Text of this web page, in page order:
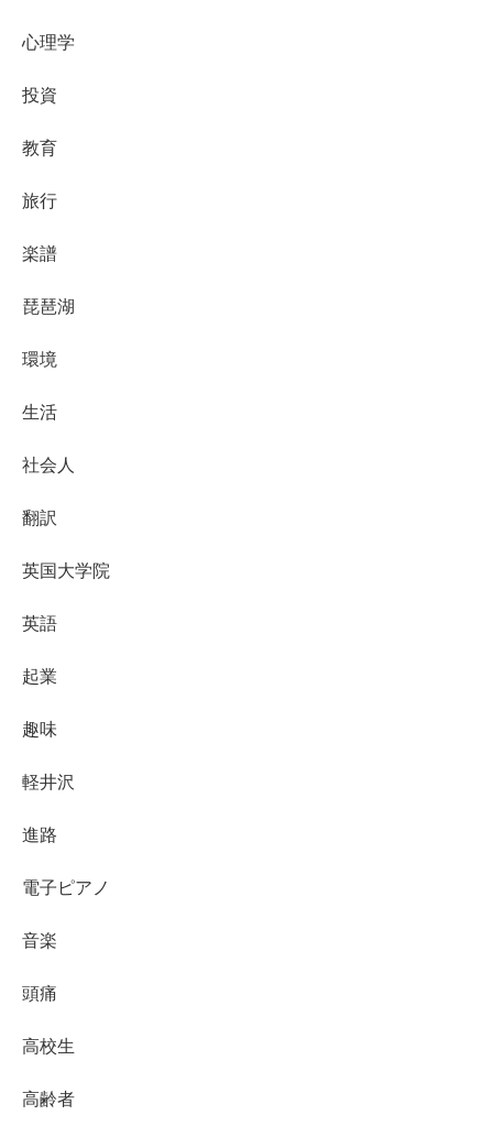
心理学
投資
教育
旅行
楽譜
琵琶湖
環境
生活
社会人
翻訳
英国大学院
英語
起業
趣味
軽井沢
進路
電子ピアノ
音楽
頭痛
高校生
高齢者